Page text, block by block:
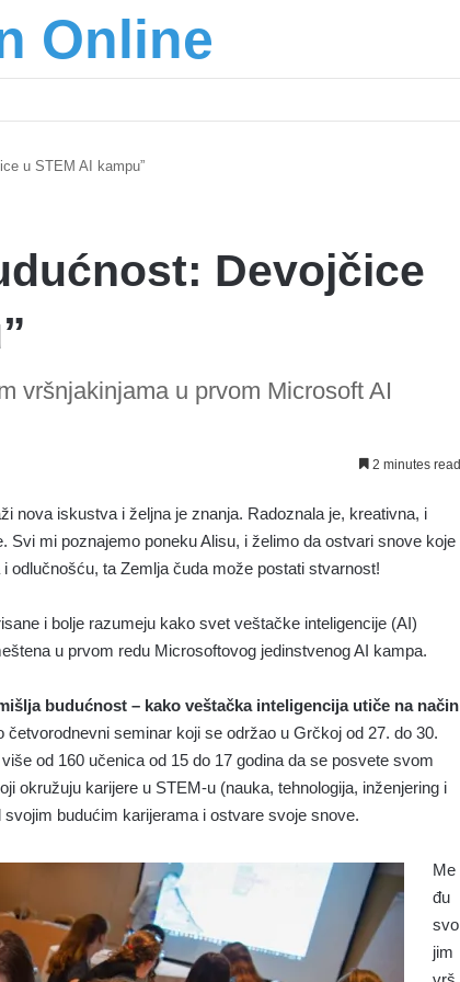
Online
osnažuju mlade u regionu
u STEM AI kampu”
Devojčice
vršnjakinjama u prvom Microsoft AI
2 minutes read
nova iskustva i željna je znanja. Radoznala je, kreativna, i
Svi mi poznajemo poneku Alisu, i želimo da ostvari snove koje
odlučnošću, ta Zemlja čuda može postati stvarnost!
i bolje razumeju kako svet veštačke inteligencije (AI)
u prvom redu Microsoftovog jedinstvenog AI kampa.
budućnost – kako veštačka inteligencija utiče na način
četvorodnevni seminar koji se održao u Grčkoj od 27. do 30.
od 160 učenica od 15 do 17 godina da se posvete svom
okružuju karijere u STEM-u (nauka, tehnologija, inženjering i
budućim karijerama i ostvare svoje snove.
Me
đu
svo
jim